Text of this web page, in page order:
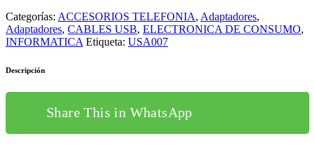
Categorías: ACCESORIOS TELEFONIA, Adaptadores,
Adaptadores, CABLES USB, ELECTRONICA DE CONSUMO,
INFORMATICA Etiqueta: USA007
Descripción
Share This in WhatsApp